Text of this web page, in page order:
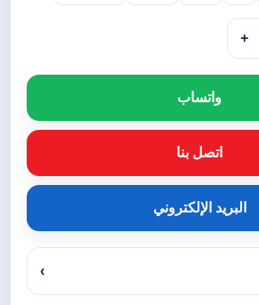
+
واتساب
اتصل بنا
البريد الإلكتروني
›